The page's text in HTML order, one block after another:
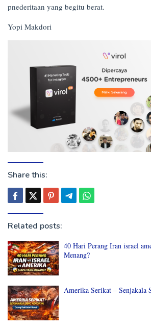
pnederitaan yang begitu berat.
Yopi Makdori
Share this:
Related posts:
40 Hari Perang Iran israel
Menang?
Amerika Serikat – Senjakala